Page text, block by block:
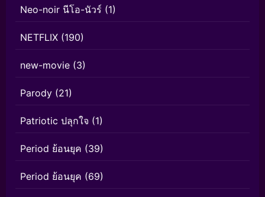
Neo-noir นีโอ-นัวร์ (1)
NETFLIX (190)
new-movie (3)
Parody (21)
Patriotic ปลุกใจ (1)
Period ย้อนยุค (39)
Period ย้อนยุค (69)